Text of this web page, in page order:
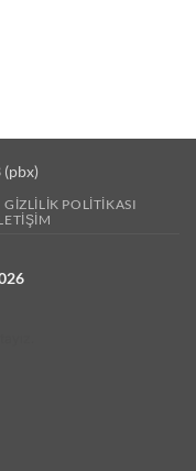
(pbx)
GIZLILIK POLITIKASI